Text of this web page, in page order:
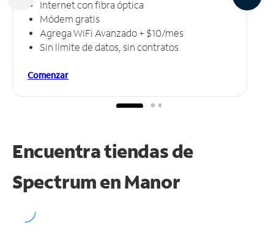
Internet con fibra óptica
Módem gratis
Agrega WiFi Avanzado + $10/mes
Sin límite de datos, sin contratos
Comenzar
Encuentra tiendas de
Spectrum enManor